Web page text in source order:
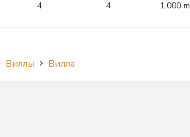
4
4
1.000
Виллы Вилла